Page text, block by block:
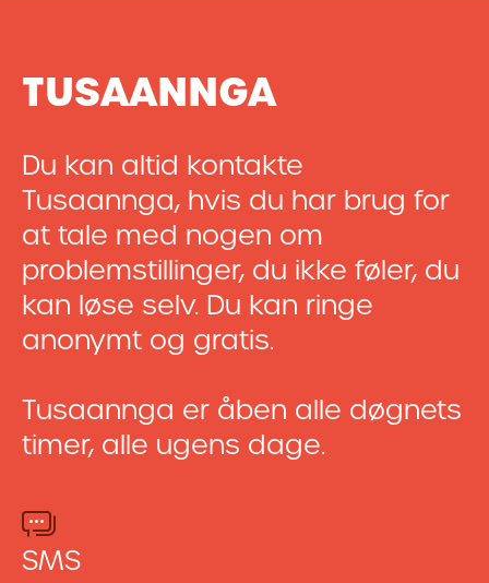
TUSAANNGA
Du kan altid kontakte
Tusaannga, hvis du har brug for
at tale med nogen om
problemstillinger, du ikke føler, du
kan løse selv. Du kan ringe
anonymt og gratis.
Tusaannga er åben alle døgnets
timer, alle ugens dage.
SMS